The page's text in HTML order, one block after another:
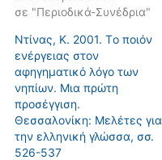
σε "Περιοδικά-Συνέδρια"
Ντίνας, Κ. 2001. Tο ποιόν
ενέργειας στον
αφηγηματικό λόγο των
νηπίων. Mια πρώτη
προσέγγιση.
Θεσσαλονίκη: Mελέτες για
την ελληνική γλώσσα, σσ.
526-537